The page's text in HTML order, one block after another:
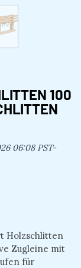
100
06:08 PST-
Holzschlitten
Zugleine mit
für